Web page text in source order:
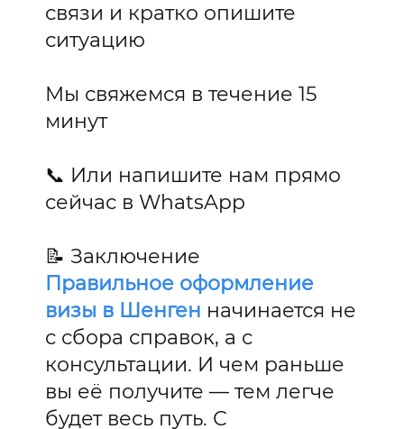
связи и кратко опишите
ситуацию
Мы свяжемся в течение 15
минут
📞 Или напишите нам прямо
сейчас в WhatsApp
📝 Заключение
Правильное оформление
визы в Шенген начинается не
с сбора справок, а с
консультации. И чем раньше
вы её получите — тем легче
будет весь путь. С